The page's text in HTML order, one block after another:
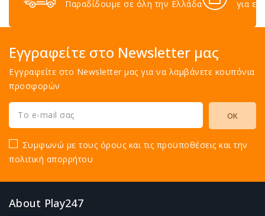
Παραδίδουμε σε όλη την Ελλάδα για
Εγγραφείτε στο Newsletter μας
Εγγραφείτε στο Newsletter μας για να λαμβάνετε κουπόνια
προσφορών
Συμφωνώ με τους όρους και τις προϋποθέσεις και την
πολιτική απορρήτου
About Play247